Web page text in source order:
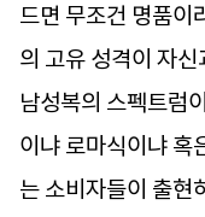
드면 무조건 명품이
의 고유 성격이 자
남성복의 스펙트럼
이냐 로마식이냐 혹
는 소비자들이 출현